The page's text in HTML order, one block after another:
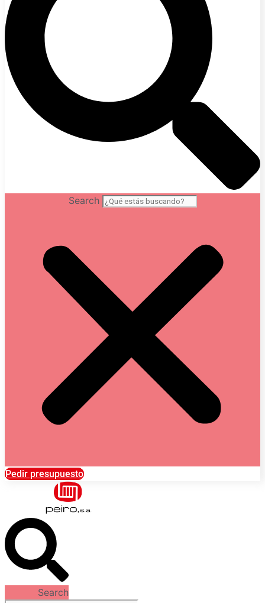
Search
Pedir presupuesto
Search